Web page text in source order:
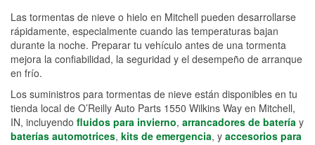
Las tormentas de nieve o hielo en Mitchell pueden desarrollarse
rápidamente, especialmente cuando las temperaturas bajan
durante la noche. Preparar tu vehículo antes de una tormenta
mejora la confiabilidad, la seguridad y el desempeño de arranque
en frío.
Los suministros para tormentas de nieve están disponibles en tu
tienda local de O’Reilly Auto Parts 1550 Wilkins Way en Mitchell,
IN, incluyendo fluidos para invierno, arrancadores de batería y
baterías automotrices, kits de emergencia, y accesorios para